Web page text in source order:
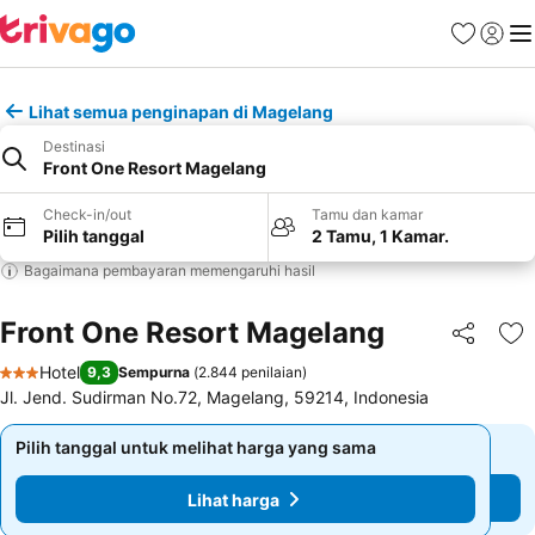
FavoritLogin
Lihat semua penginapan di Magelang
Destinasi
Front One Resort Magelang
Check-in/out
Pilih tanggal
Tamu dan kamar
2 Tamu, 1 Kamar.
Bagaimana pembayaran memengaruhi hasil
Front One Resort Magelang Bagikan
3 Bintang
Hotel 9,3 Sempurna (2.844 penilaian)
Jl. Jend. Sudirman No.72, Magelang, 59214, Indonesia
Pilih tanggal untuk melihat harga yang sama
Lihat harga
Pilih tanggal untuk melihat harga yang sama
Lihat harga